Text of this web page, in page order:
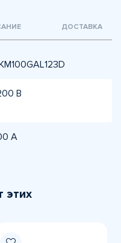
ДОСТАВКА
В
А
этих